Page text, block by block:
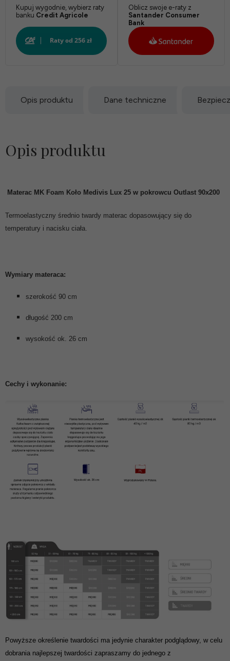
Kupuj wygodnie, wybierz raty
banku Credit Agricole
Oblicz swoje e-raty z
Santander Consumer
Bank
Opis produktu Dane techniczne
Opis produktu
Materac MK Foam Koło Medivis Lux 25 w pokrowcu Outlast 90x200
Termoelastyczny średnio twardy materac dopasowujący się do
temperatury i nacisku ciała.
Wymiary materaca:
szerokość 90 cm
długość 200 cm
wysokość ok. 26 cm
Cechy i wykonanie:
Powyższe określenie twardości ma jedynie charakter podglądowy, w celu
dobrania najlepszej twardości zapraszamy do jednego z